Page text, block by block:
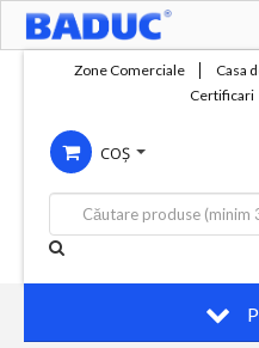
Compania
Servicii
Productie
Contact
Zone Comerciale Casa
Certificari
COȘ